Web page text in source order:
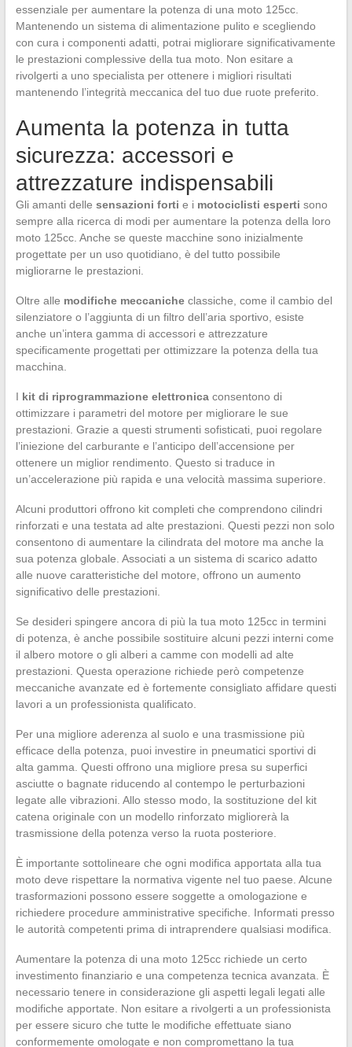
essenziale per aumentare la potenza di una moto 125cc.
Mantenendo un sistema di alimentazione pulito e scegliendo
con cura i componenti adatti, potrai migliorare significativamente
le prestazioni complessive della tua moto. Non esitare a
rivolgerti a uno specialista per ottenere i migliori risultati
mantenendo l’integrità meccanica del tuo due ruote preferito.
Aumenta la potenza in tutta
sicurezza: accessori e
attrezzature indispensabili
Gli amanti delle sensazioni forti e i motociclisti esperti sono
sempre alla ricerca di modi per aumentare la potenza della loro
moto 125cc. Anche se queste macchine sono inizialmente
progettate per un uso quotidiano, è del tutto possibile
migliorarne le prestazioni.
Oltre alle modifiche meccanicheclassiche, come il cambio del
silenziatore o l’aggiunta di un filtro dell’aria sportivo, esiste
anche un’intera gamma di accessori e attrezzature
specificamente progettati per ottimizzare la potenza della tua
macchina.
I kit di riprogrammazione elettronicaconsentono di
ottimizzare i parametri del motore per migliorare le sue
prestazioni. Grazie a questi strumenti sofisticati, puoi regolare
l’iniezione del carburante e l’anticipo dell’accensione per
ottenere un miglior rendimento. Questo si traduce in
un’accelerazione più rapida e una velocità massima superiore.
Alcuni produttori offrono kit completi che comprendono cilindri
rinforzati e una testata ad alte prestazioni. Questi pezzi non solo
consentono di aumentare la cilindrata del motore ma anche la
sua potenza globale. Associati a un sistema di scarico adatto
alle nuove caratteristiche del motore, offrono un aumento
significativo delle prestazioni.
Se desideri spingere ancora di più la tua moto 125cc in termini
di potenza, è anche possibile sostituire alcuni pezzi interni come
il albero motore o gli alberi a camme con modelli ad alte
prestazioni. Questa operazione richiede però competenze
meccaniche avanzate ed è fortemente consigliato affidare questi
lavori a un professionista qualificato.
Per una migliore aderenza al suolo e una trasmissione più
efficace della potenza, puoi investire in pneumatici sportivi di
alta gamma. Questi offrono una migliore presa su superfici
asciutte o bagnate riducendo al contempo le perturbazioni
legate alle vibrazioni. Allo stesso modo, la sostituzione del kit
catena originale con un modello rinforzato migliorerà la
trasmissione della potenza verso la ruota posteriore.
È importante sottolineare che ogni modifica apportata alla tua
moto deve rispettare la normativa vigente nel tuo paese. Alcune
trasformazioni possono essere soggette a omologazione e
richiedere procedure amministrative specifiche. Informati presso
le autorità competenti prima di intraprendere qualsiasi modifica.
Aumentare la potenza di una moto 125cc richiede un certo
investimento finanziario e una competenza tecnica avanzata. È
necessario tenere in considerazione gli aspetti legali legati alle
modifiche apportate. Non esitare a rivolgerti a un professionista
per essere sicuro che tutte le modifiche effettuate siano
conformemente omologate e non compromettano la tua